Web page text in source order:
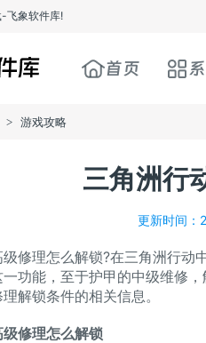
飞象软件库!
首页
> 游戏攻略
三角洲行
更新时间
理怎么解锁?在三角洲行动
功能，至于护甲的中级维修
解锁条件的相关信息。
修理怎么解锁